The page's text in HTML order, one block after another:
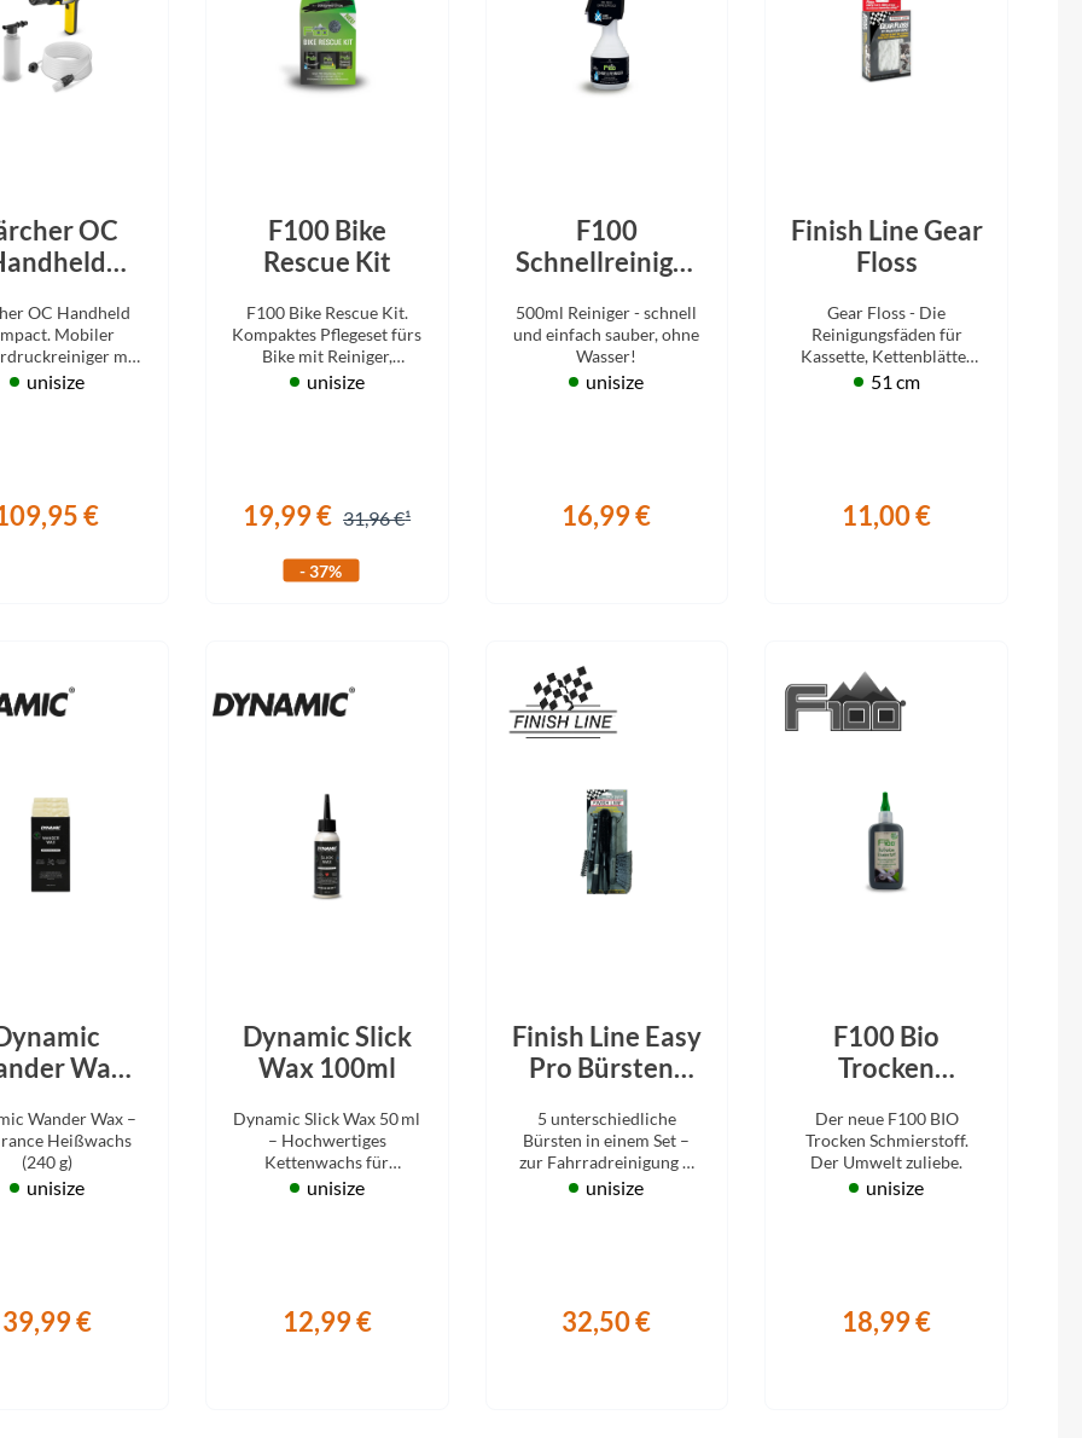
Aktuelle Angebote
Aktuelle Angebote
haben wir für diese Notfälle eine riesen
Menge der wichtigsten Fahrrad-Ersatzteile
direkt auf Lager. Sowohl für Rennräder,
Mountainbikes, Trekking-Räder oder...
Aktuelle Angebote
Werkzeuge
Sonstiges
Torxschlüssel
Werkzeug - Kette
Werkzeug - Pedale
Werkzeug - Reifen
schauen auf eine lange ...
Comus Contec
Dr. Wack Dynamic
Endura Ergon
Haibike
KLICKfix Knog
KTM Kärcher
Mcfk Micro
Mounty NC-17
OC
OC Handheld
Mobiler
mit
Akku.
unisize
€
F100 Bike
Rescue Kit
F100 Bike Rescue Kit.
Kompaktes Pflegeset fürs
Bike mit Reiniger,
Schnellreiniger, Kettenöl
unisize
19,99 € 31,96 €
- 37%
F100
Schnellreiniger
500ml Reiniger - schnell
und einfach sauber, ohne
Wasser!
unisize
16,99 €
Finish Line Gear
Floss
Gear Floss - Die
Reinigungsfäden für
Kassette, Kettenblätter
und Co.
51 cm
11,00 €
Wax
Wander Wax –
Heißwachs
(240 g)
unisize
39,99 €
Dynamic Slick
Wax 100ml
Dynamic Slick Wax 50 ml
– Hochwertiges
Kettenwachs für
zuverlässige Schmierung
unisize
12,99 €
Finish Line Easy
Pro Bürsten-
5 unterschiedliche
Bürsten in einem Set –
zur Fahrradreinigung &
Pflege.
unisize
32,50 €
F100 Bio
Trocken
Der neue F100 BIO
Trocken Schmierstoff.
Der Umwelt zuliebe.
unisize
18,99 €